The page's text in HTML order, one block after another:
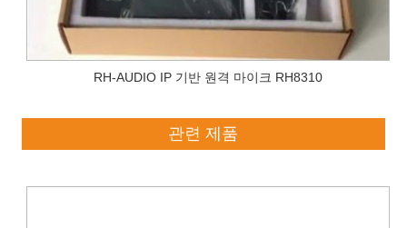
RH-AUDIO IP 기반 원격 마이크 RH8310
관련 제품